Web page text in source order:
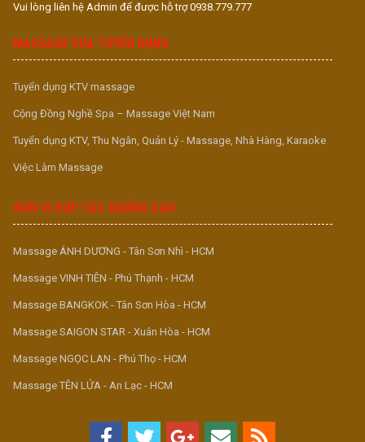
Vui lòng liên hệ Admin để được hỗ trợ 0938.779.777
MASSAGE VUA TUYỂN DỤNG
Tuyển dụng KTV massage
Cộng Đồng Nghề Spa – Massage Việt Nam
Tuyển dụng KTV, Thu Ngân, Quản Lý - Massage, Nhà Hàng, Karaoke
Việc Làm Massage
ĐƠN VỊ HỢP TÁC QUẢNG CÁO
Massage ÁNH DƯƠNG - Tân Sơn Nhì - HCM
Massage VINH TIÊN - Phú Thạnh - HCM
Massage BANGKOK - Tân Sơn Hòa - HCM
Massage SAIGON STAR - Xuân Hòa - HCM
Massage NGỌC LAN - Phú Thọ - HCM
Massage TÊN LỬA - An Lạc - HCM